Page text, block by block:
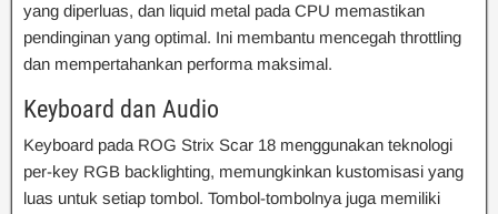
yang diperluas, dan liquid metal pada CPU memastikan
pendinginan yang optimal. Ini membantu mencegah throttling
dan mempertahankan performa maksimal.
Keyboard dan Audio
Keyboard pada ROG Strix Scar 18 menggunakan teknologi
per-key RGB backlighting, memungkinkan kustomisasi yang
luas untuk setiap tombol. Tombol-tombolnya juga memiliki